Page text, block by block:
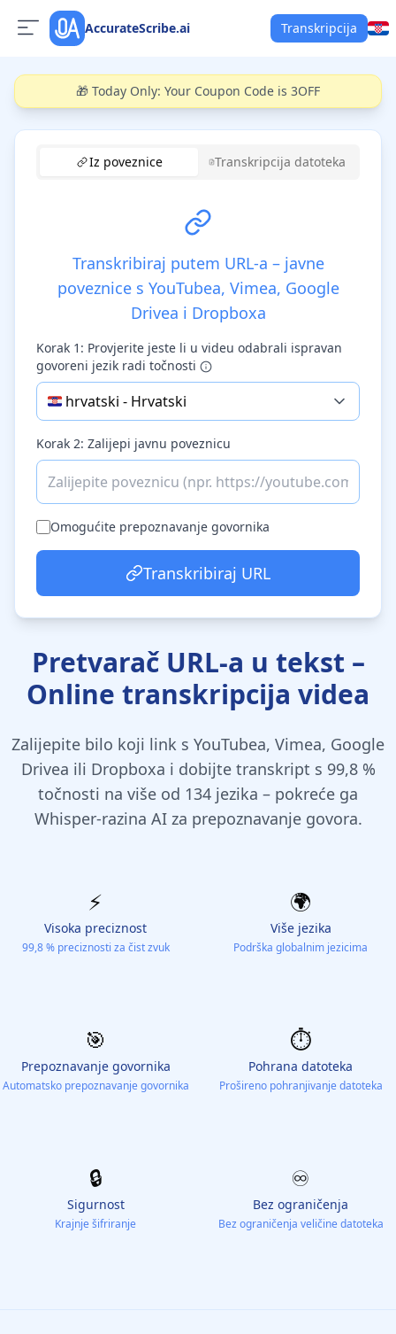
AccurateScribe.ai Transkripcija
🎁 Today Only: Your Coupon Code is 3OFF
Korak 1: Provjerite jeste li u
Iz poveznice Transkripcija datoteka
Transkribiraj putem URL-a – javne
poveznice s YouTubea, Vimea, Google
Drivea i Dropboxa
Korak 1: Provjerite jeste li u videu odabrali ispravan
govoreni jezik radi točnosti
🇭🇷 hrvatski - Hrvatski
Korak 2: Zalijepi javnu poveznicu
Omogućite prepoznavanje govornika
Transkribiraj URL
Pretvarač URL-a u tekst –
Online transkripcija videa
Zalijepite bilo koji link s YouTubea, Vimea, Google
Drivea ili Dropboxa i dobijte transkript s 99,8 %
točnosti na više od 134 jezika – pokreće ga
Whisper-razina AI za prepoznavanje govora.
⚡️
Visoka preciznost
99,8 % preciznosti za čist zvuk
🌍
Više jezika
Podrška globalnim jezicima
🎯
Prepoznavanje govornika
Automatsko prepoznavanje govornika
⏱️
Pohrana datoteka
Prošireno pohranjivanje datoteka
🔒
Sigurnost
Krajnje šifriranje
♾️
Bez ograničenja
Bez ograničenja veličine datoteka